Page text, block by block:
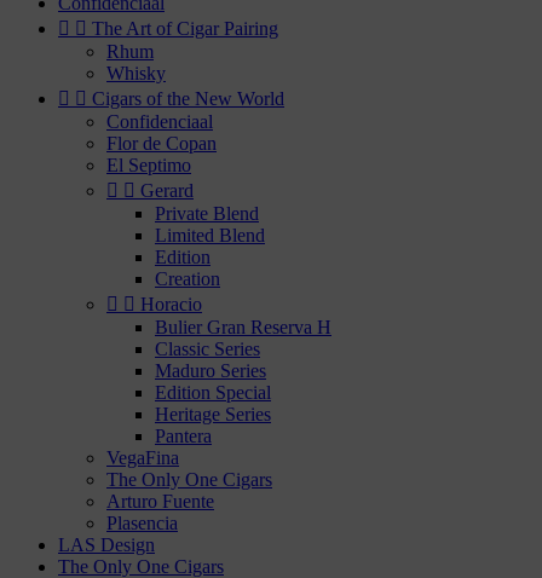
  The Art of Cigar Pairing
Rhum
Whisky
  Cigars of the New World
Confidenciaal
Flor de Copan
El Septimo
  Gerard
Private Blend
Limited Blend
Edition
Creation
  Horacio
Bulier Gran Reserva H
Classic Series
Maduro Series
Edition Special
Heritage Series
Pantera
VegaFina
The Only One Cigars
Arturo Fuente
Plasencia
LAS Design
The Only One Cigars